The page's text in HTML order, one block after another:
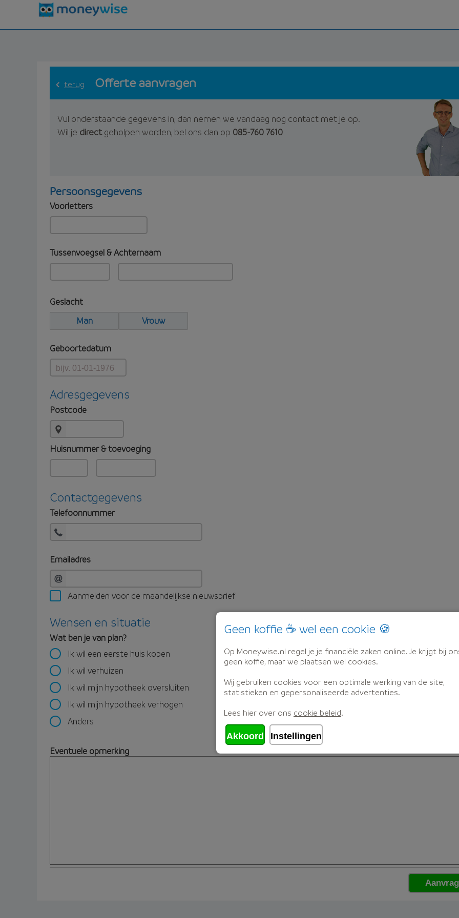
terug Offerte aanvragen
Vul onderstaande gegevens in, dan nemen we vandaag nog contact met je op.
Wil je directgeholpen worden, bel ons dan op 085-760 7610
Persoonsgegevens
Voorletters
Tussenvoegsel & Achternaam
Geslacht
Man
Vrouw
Geboortedatum
Adresgegevens
Postcode
Huisnummer & toevoeging
Contactgegevens
Telefoonnummer
Emailadres
Aanmelden voor de maandelijkse nieuwsbrief
Wensen en situatie
Wat ben je van plan?
Ik wil een eerste huis kopen
Ik wil verhuizen
Ik wil mijn hypotheek oversluiten
Ik wil mijn hypotheek verhogen
Anders
Eventuele opmerking
Geen koffie ☕ wel een cookie 🍪
Op Moneywise.nl regel je je financiële zaken online. Je krijgt bij
geen koffie, maar we plaatsen wel cookies.
Wij gebruiken cookies voor een optimale werking van de site,
statistieken en gepersonaliseerde advertenties.
Lees hier over ons cookie beleid.
Akkoord Instellingen